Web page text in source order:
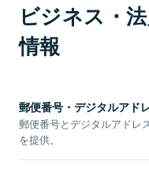
ビジネス・
情報
郵便番号・デジタルアド
郵便番号とデジタルアドレ
を提供。